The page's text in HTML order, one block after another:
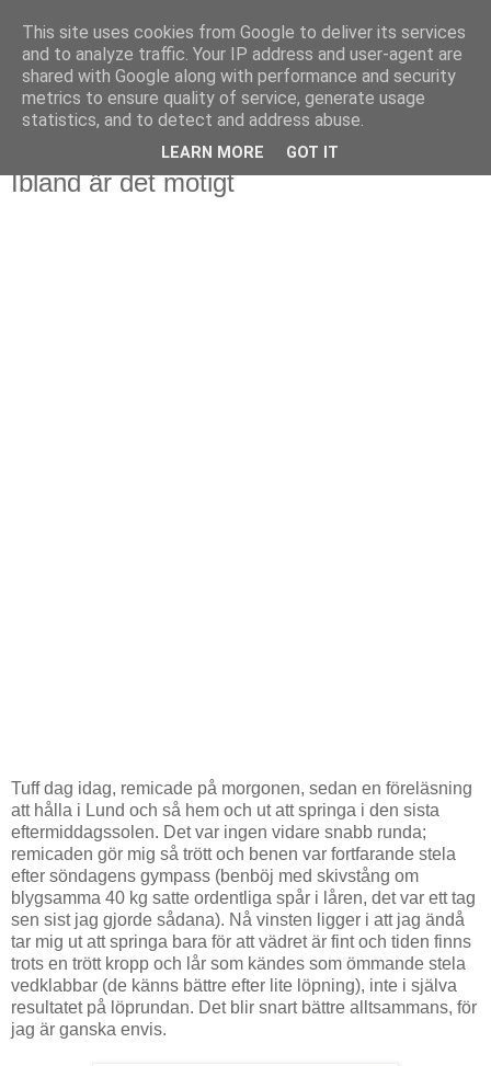
Björn Fritz
vad än som faller mig in
tisdag, mars 10, 2015
Ibland är det motigt
Tuff dag idag, remicade på morgonen, sedan en föreläsning
att hålla i Lund och så hem och ut att springa i den sista
eftermiddagssolen. Det var ingen vidare snabb runda;
remicaden gör mig så trött och benen var fortfarande stela
efter söndagens gympass (benböj med skivstång om
blygsamma 40 kg satte ordentliga spår i låren, det var ett tag
sen sist jag gjorde sådana). Nå vinsten ligger i att jag ändå
tar mig ut att springa bara för att vädret är fint och tiden finns
trots en trött kropp och lår som kändes som ömmande stela
vedklabbar (de känns bättre efter lite löpning), inte i själva
resultatet på löprundan. Det blir snart bättre alltsammans, för
jag är ganska envis.
This site uses cookies from Google to deliver its services
and to analyze traffic. Your IP address and user-agent are
shared with Google along with performance and security
metrics to ensure quality of service, generate usage
statistics, and to detect and address abuse.
LEARN MORE GOT IT